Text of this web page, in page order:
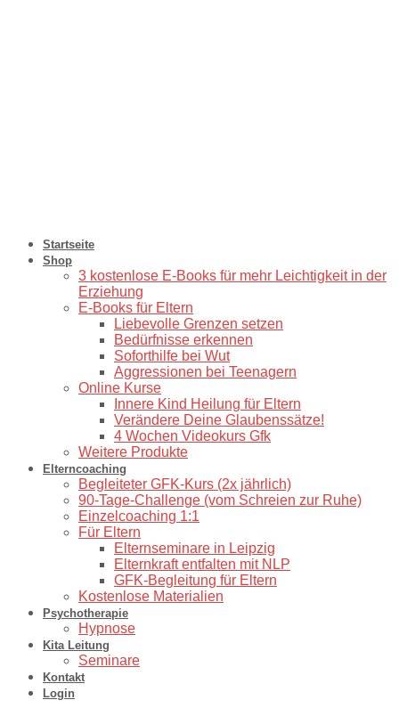
Startseite
Shop
3 kostenlose E-Books für mehr Leichtigkeit in der
Erziehung
E-Books für Eltern
Liebevolle Grenzen setzen
Bedürfnisse erkennen
Soforthilfe bei Wut
Aggressionen bei Teenagern
Online Kurse
Innere Kind Heilung für Eltern
Verändere Deine Glaubenssätze!
4 Wochen Videokurs Gfk
Weitere Produkte
Elterncoaching
⁠Begleiteter GFK-Kurs (2x jährlich)
90-Tage-Challenge (vom Schreien zur Ruhe)
⁠Einzelcoaching 1:1
Für Eltern
Elternseminare in Leipzig
Elternkraft entfalten mit NLP
GFK-Begleitung für Eltern
Kostenlose Materialien
Psychotherapie
Hypnose
Kita Leitung
Seminare
Kontakt
Login